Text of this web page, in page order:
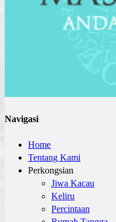
Navigasi
Home
Tentang Kami
Perkongsian
Jiwa Kacau
Keliru
Percintaan